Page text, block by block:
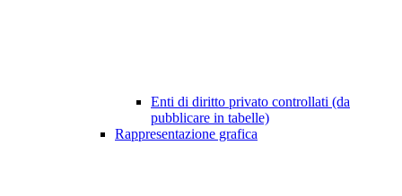
Enti di diritto privato controllati (da
pubblicare in tabelle)
Rappresentazione grafica